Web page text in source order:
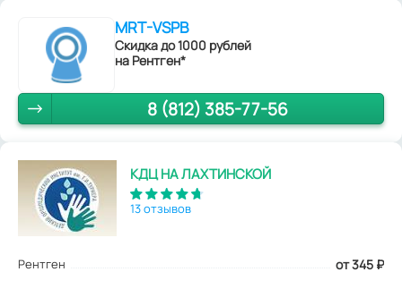
MRT-VSPB
Скидка до 1000 рублей
на Рентген*
8 (812) 385-77-56
КДЦ НА ЛАХТИНСКОЙ
13 отзывов
Рентген от 345 ₽